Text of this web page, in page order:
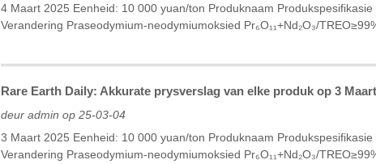
4 Maart 2025 Eenheid: 10 000 yuan/ton Produknaam
Verandering Praseodymium-neodymiumoksied Pr₆O₁₁+Nd₂O₃/
Rare Earth Daily: Akkurate prysverslag van elke produk op 3
deur admin op 25-03-04
3 Maart 2025 Eenheid: 10 000 yuan/ton Produknaam
Verandering Praseodymium-neodymiumoksied Pr₆O₁₁+Nd₂O₃/